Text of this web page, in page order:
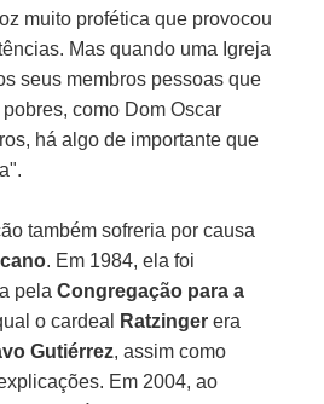
muito profética que provocou
Mas quando uma Igreja
seus membros pessoas que
como Dom Oscar
há algo de importante que
também sofreria por causa
. Em 1984, ela foi
pelaCongregação para a
o cardeal Ratzinger era
Gutiérrez, assim como
Em 2004, ao